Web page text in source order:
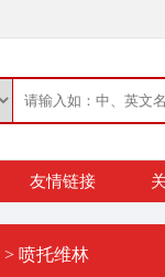
友情链接
> 喷托维林